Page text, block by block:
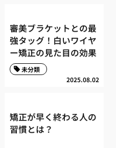
審美ブラケットとの最
強タッグ！白いワイヤ
ー矯正の見た目の効果
2025.08.02
未分類
矯正が早く終わる人の
習慣とは？